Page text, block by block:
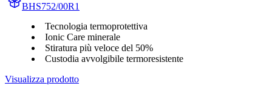
BHS752/00R1
Tecnologia termoprotettiva
Ionic Care minerale
Stiratura più veloce del 50%
Custodia avvolgibile termoresistente
Visualizza prodotto